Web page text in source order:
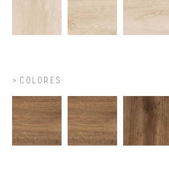
COLORES